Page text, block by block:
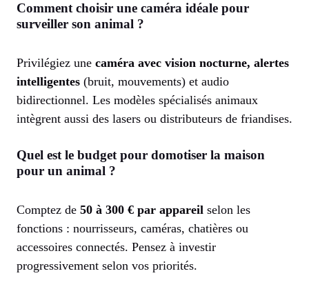
Comment choisir une caméra idéale pour
surveiller son animal ?
Privilégiez une caméra avec vision nocturne, alertes
intelligentes (bruit, mouvements) et audio
bidirectionnel. Les modèles spécialisés animaux
intègrent aussi des lasers ou distributeurs de friandises.
Quel est le budget pour domotiser la maison
pour un animal ?
Comptez de 50 à 300 € par appareil selon les
fonctions : nourrisseurs, caméras, chatières ou
accessoires connectés. Pensez à investir
progressivement selon vos priorités.